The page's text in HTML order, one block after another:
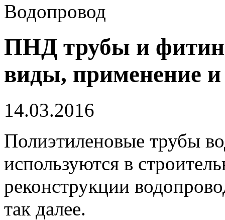
Водопровод
ПНД трубы и
виды, применение и
14.03.2016
Полиэтиленовые трубы
используются в
реконструкции
так далее.